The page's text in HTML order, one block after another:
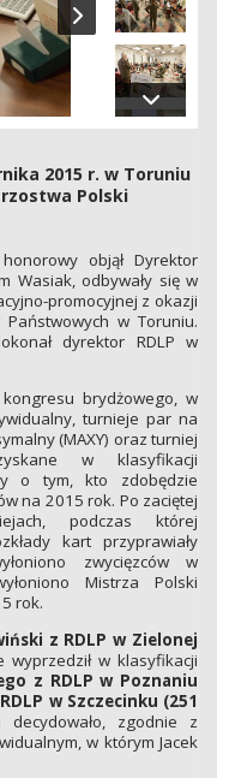
2015 r. w Toruniu
Polski
objął Dyrektor
Wasiak, odbywały się w
promocyjnej z okazji
w Toruniu.
dyrektor RDLP w
brydżowego, w
turnieje par na
(MAXY) oraz turniej
w klasyfikacji
o tym, kto zdobędzie
na 2015 rok. Po zaciętej
podczas której
kart przyprawiały
zwycięzców w
Mistrza Polski
rok.
z RDLP w Zielonej
wyprzedził w klasyfikacji
z RDLP w Poznaniu
w Szczecinku (251
zgodnie z
w którym Jacek